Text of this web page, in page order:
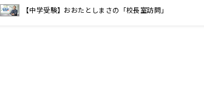
【中学受験】おおたとしまさの「校長室訪問」